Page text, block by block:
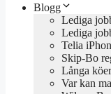
Blogg
Lediga
Lediga
Telia
Skip-Bo
Långa
Var kan